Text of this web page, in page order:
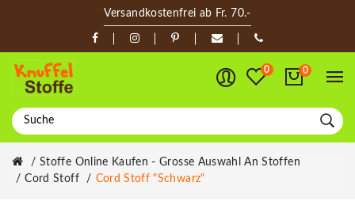
Versandkostenfrei ab Fr. 70.-
0 0
Stoffe Online Kaufen - Grosse Auswahl An Stoffen
Cord Stoff
Cord Stoff "schwarz"